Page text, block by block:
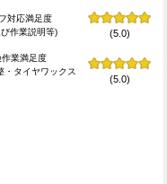
対応満足度
作業説明等)
(5.0)
業満足度
・タイヤワックス
(5.0)